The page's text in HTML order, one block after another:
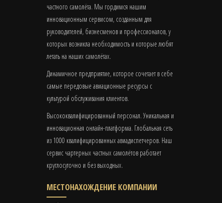
частного самолёта. Мы гордимся нашим
инновационным сервисом, созданным для
руководителей, бизнесменов и профессионалов, у
которых возникла необходимость и которые любят
летать на наших самолётах.
Динамичное предприятие, которое сочетает в себе
самые передовые авиационные ресурсы с
культурой обслуживания клиентов.
Высококвалифицированный персонал. Уникальная и
инновационная онлайн-платформа. Глобальная сеть
из 1000 квалифицированных авиадиспетчеров. Наш
сервис чартерных частных самолётов работает
круглосуточно и без выходных.
МЕСТОНАХОЖДЕНИЕ КОМПАНИИ